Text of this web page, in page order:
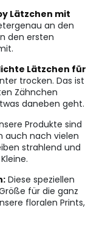
Lätzchen mit
an den
den ersten
Lätzchen für
trocken. Das ist
Zähnchen
daneben geht.
Produkte sind
auch nach vielen
strahlend und
Diese speziellen
für die ganz
floralen Prints,